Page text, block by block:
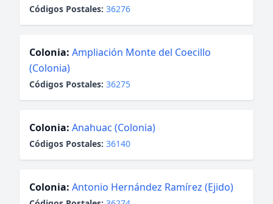
Códigos Postales: 36276
Colonia: Ampliación Monte del Coecillo
(Colonia)
Códigos Postales: 36275
Colonia: Anahuac (Colonia)
Códigos Postales: 36140
Colonia: Antonio Hernández Ramírez (Ejido)